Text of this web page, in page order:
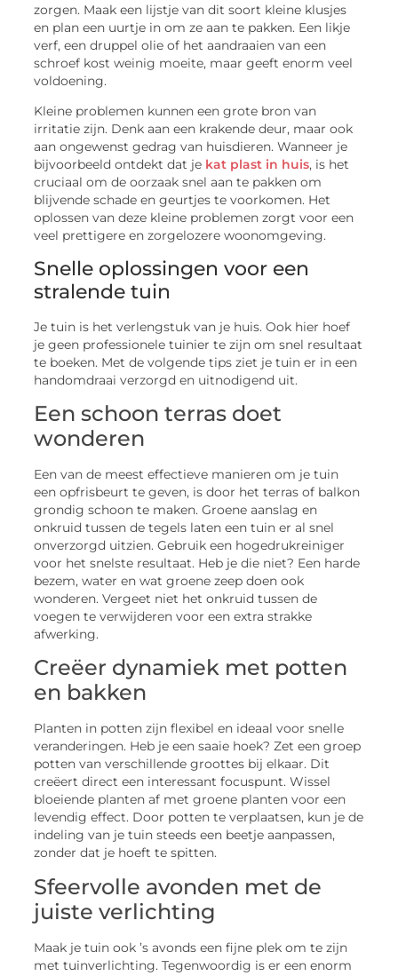
zorgen. Maak een lijstje van dit soort kleine klusjes
en plan een uurtje in om ze aan te pakken. Een likje
verf, een druppel olie of het aandraaien van een
schroef kost weinig moeite, maar geeft enorm veel
voldoening.
Kleine problemen kunnen een grote bron van
irritatie zijn. Denk aan een krakende deur, maar ook
aan ongewenst gedrag van huisdieren. Wanneer je
bijvoorbeeld ontdekt dat je kat plast in huis, is het
cruciaal om de oorzaak snel aan te pakken om
blijvende schade en geurtjes te voorkomen. Het
oplossen van deze kleine problemen zorgt voor een
veel prettigere en zorgelozere woonomgeving.
Snelle oplossingen voor een
stralende tuin
Je tuin is het verlengstuk van je huis. Ook hier hoef
je geen professionele tuinier te zijn om snel resultaat
te boeken. Met de volgende tips ziet je tuin er in een
handomdraai verzorgd en uitnodigend uit.
Een schoon terras doet
wonderen
Een van de meest effectieve manieren om je tuin
een opfrisbeurt te geven, is door het terras of balkon
grondig schoon te maken. Groene aanslag en
onkruid tussen de tegels laten een tuin er al snel
onverzorgd uitzien. Gebruik een hogedrukreiniger
voor het snelste resultaat. Heb je die niet? Een harde
bezem, water en wat groene zeep doen ook
wonderen. Vergeet niet het onkruid tussen de
voegen te verwijderen voor een extra strakke
afwerking.
Creëer dynamiek met potten
en bakken
Planten in potten zijn flexibel en ideaal voor snelle
veranderingen. Heb je een saaie hoek? Zet een groep
potten van verschillende groottes bij elkaar. Dit
creëert direct een interessant focuspunt. Wissel
bloeiende planten af met groene planten voor een
levendig effect. Door potten te verplaatsen, kun je de
indeling van je tuin steeds een beetje aanpassen,
zonder dat je hoeft te spitten.
Sfeervolle avonden met de
juiste verlichting
Maak je tuin ook ’s avonds een fijne plek om te zijn
met tuinverlichting. Tegenwoordig is er een enorm